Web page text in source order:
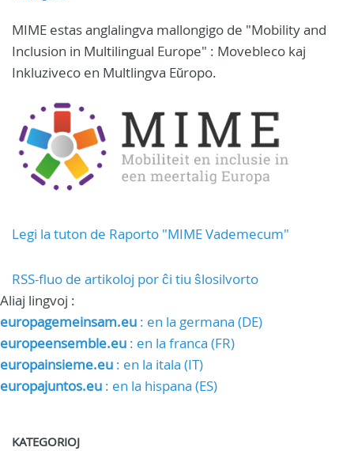
MIME estas anglalingva mallongigo de "Mobility and
Inclusion in Multilingual Europe" : Movebleco kaj
Inkluziveco en Multlingva Eŭropo.
Legi la tuton de Raporto "MIME Vademecum"
RSS-fluo de artikoloj por ĉi tiu ŝlosilvorto
Aliaj lingvoj :
europagemeinsam.eu : en la germana (DE)
europeensemble.eu : en la franca (FR)
europainsieme.eu : en la itala (IT)
europajuntos.eu : en la hispana (ES)
KATEGORIOJ